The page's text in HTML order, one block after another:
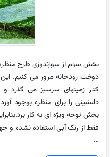
بخش سوم از سوزندوزی طرح منظره
دوخت رودخانه مرور می کنیم.
کنار زمینهای سرسبز می گذرد
دلنشینی را برای منظره بوجود
بخش توجه ویژه ای به کار
فقط از رنگ آبی استفاده نشده و
…